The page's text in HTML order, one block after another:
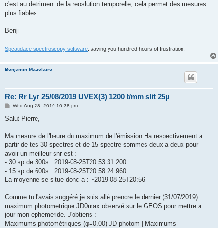
c'est au detriment de la reoslution temporelle, cela permet des mesures
plus fiables.
Benji
Spcaudace spectroscopy software: saving you hundred hours of frustration.
Benjamin Mauclaire
Re: Rr Lyr 25/08/2019 UVEX(3) 1200 t/mm slit 25µ
P
s
Wed Aug 28, 2019 10:38 pm
Salut Pierre,
Ma mesure de l'heure du maximum de l'émission Ha respectivement a
partir de tes 30 spectres et de 15 spectre sommes deux a deux pour
avoir un meilleur snr est :
- 30 sp de 300s : 2019-08-25T20:53:31.200
- 15 sp de 600s : 2019-08-25T20:58:24.960
La moyenne se situe donc a : ~2019-08-25T20:56
Comme tu l'avais suggéré je suis allé prendre le dernier (31/07/2019)
maximum photometrique JD0max observé sur le GEOS pour mettre a
jour mon ephemeride. J'obtiens :
Maximums photométriques (φ=0.00) JD photom | Maximums